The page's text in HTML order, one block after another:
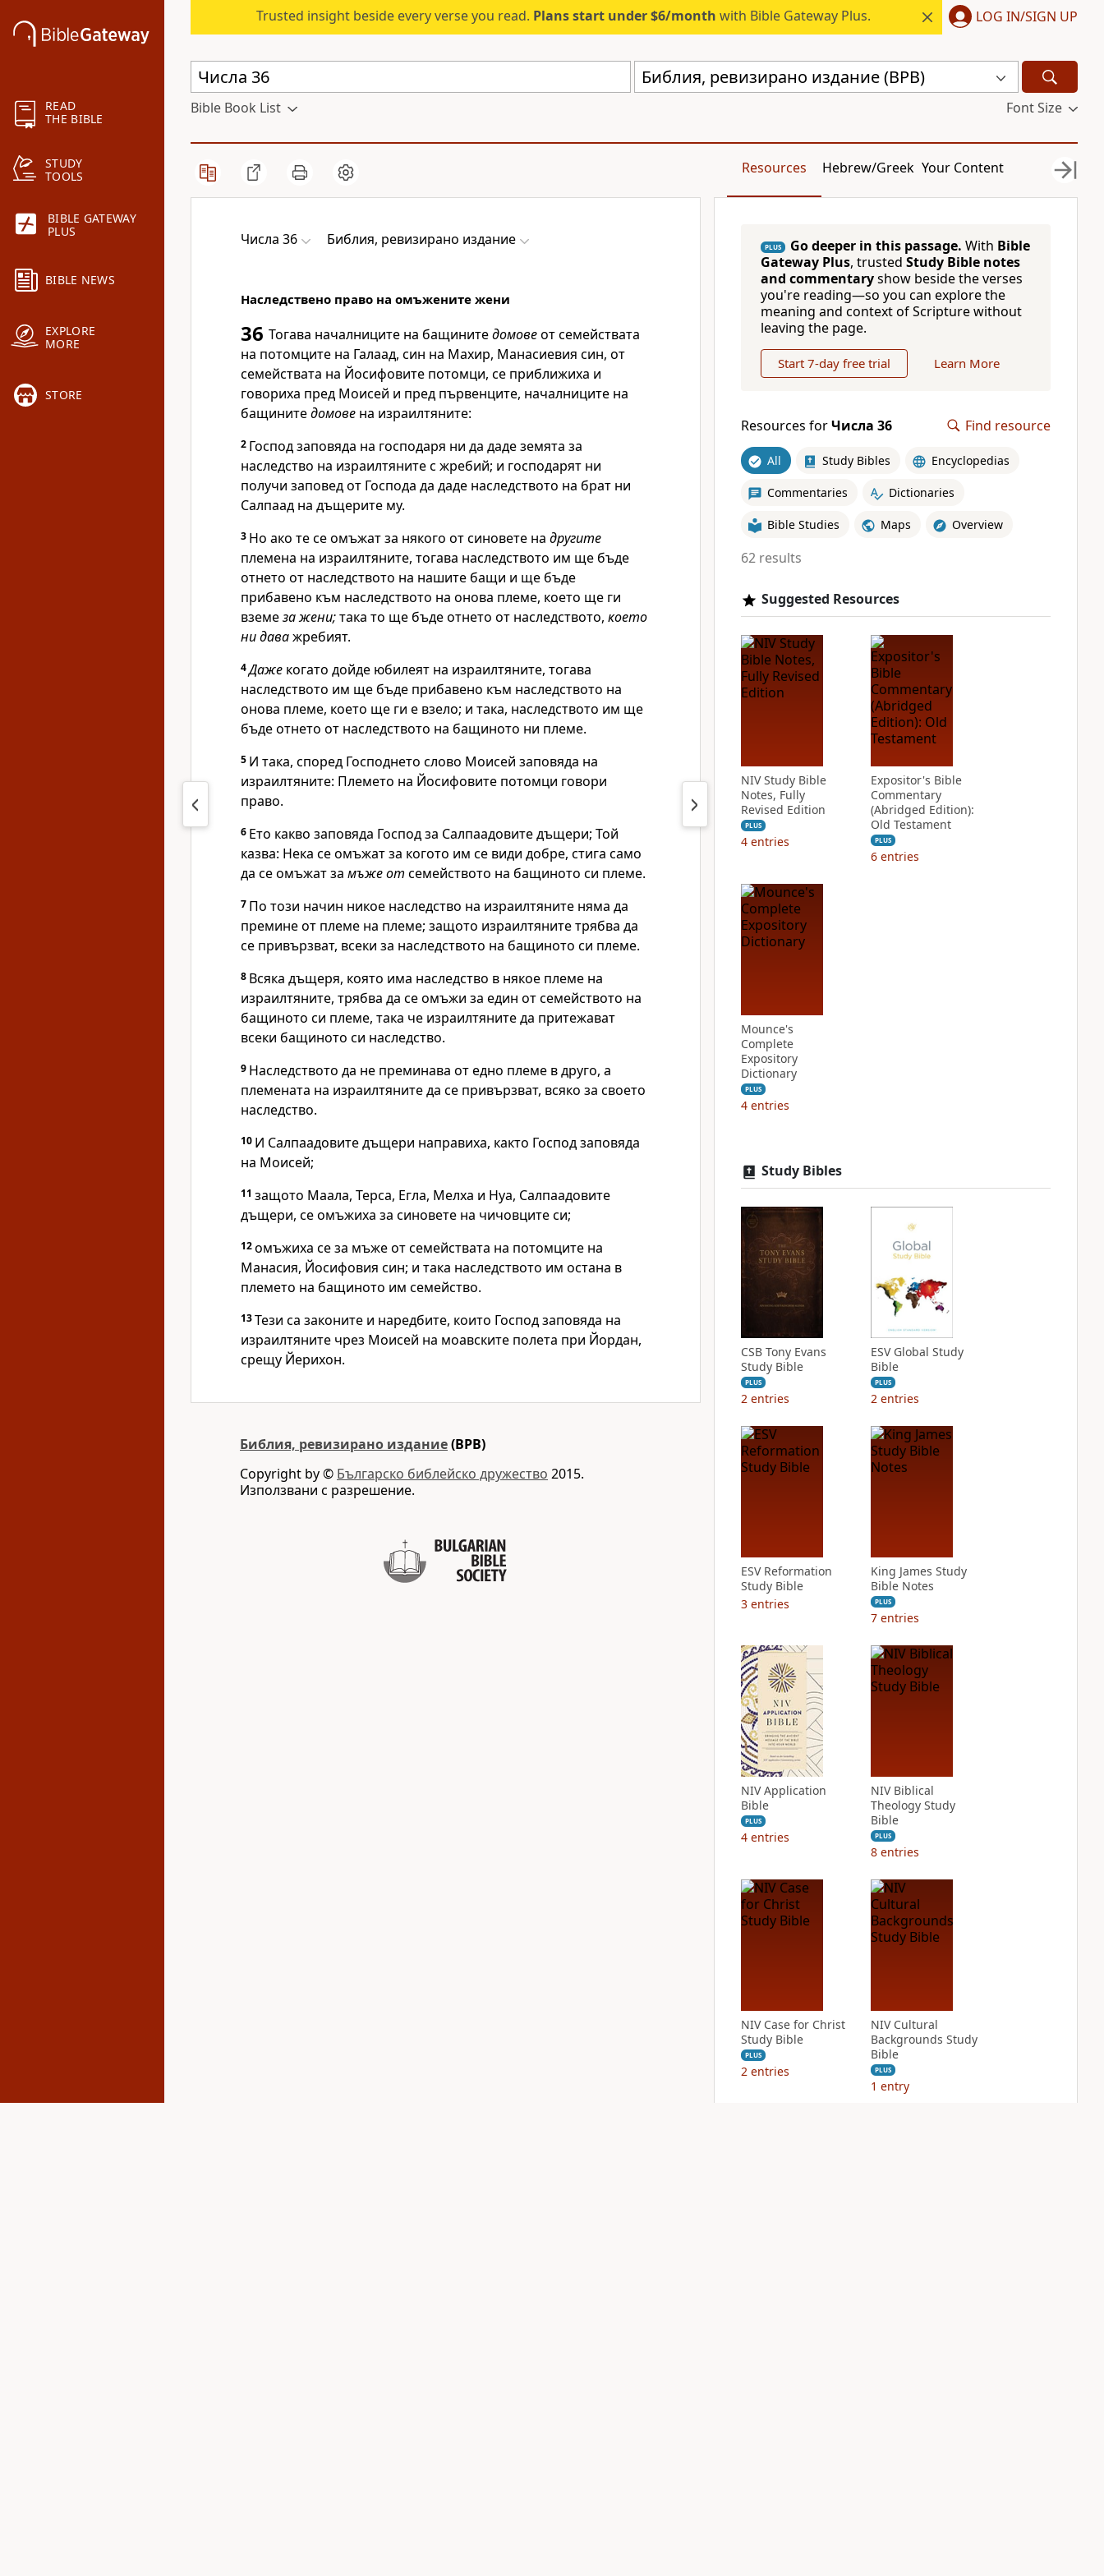
READ
THE BIBLE
STUDY
TOOLS
BIBLE GATEWAY
PLUS
BIBLE NEWS
EXPLORE
MORE
STORE
Trusted insight beside every verse you read. Plans start under $6/month with Bible Gateway Plus. LOG IN/SIGN UP
Библия, ревизирано издание (BPB)
Bible Book List Font Size
Resources Hebrew/Greek Your Content
Числа 36 Библия, ревизирано издание
Наследствено право на омъжените жени
36 Тогава началниците на бащинитедомовеот семействата
на потомците на Галаад, син на Махир, Манасиевия син, от
семействата на Йосифовите потомци, се приближиха и
говориха пред Моисей и пред първенците, началниците на
бащинитедомове на израилтяните:
2 Господзаповяда на господаря ни да даде земята за
наследство на израилтяните с жребий; и господарят ни
получи заповед от Господа да даде наследството на брат ни
Салпаад на дъщерите му.
3 Но ако те се омъжат за някого от синовете на другите
племена на израилтяните, тогава наследството им ще бъде
отнето от наследството на нашите бащи и ще бъде
прибавено към наследството на онова племе, което ще ги
вземеза жени;така то ще бъде отнето от наследството, което
ни даважребият.
4Даже когато дойде юбилеят на израилтяните, тогава
наследството им ще бъде прибавено към наследството на
онова племе, което ще ги е взело; и така, наследството им ще
бъде отнето от наследството на бащиното ни племе.
5 И така, според Господнето слово Моисей заповяда на
израилтяните: Племето на Йосифовите потомци говори
право.
6 Ето какво заповяда Господза Салпаадовите дъщери; Той
казва: Нека се омъжат за когото им се види добре, стига само
да се омъжат за мъже от семейството на бащиното си племе.
7 По този начин никое наследство на израилтяните няма да
премине от племе на племе; защото израилтяните трябва да
се привързват, всеки за наследството на бащиното си племе.
8 Всяка дъщеря, която има наследство в някое племе на
израилтяните, трябва да се омъжи за един от семейството на
бащиното си племе, така че израилтяните да притежават
всеки бащиното си наследство.
9 Наследството да не преминава от едно племе в друго, а
племената на израилтяните да се привързват, всяко за своето
наследство.
10 И Салпаадовите дъщери направиха, както Господзаповяда
на Моисей;
11 защото Маала, Терса, Егла, Мелха и Нуа, Салпаадовите
дъщери, се омъжиха за синовете на чичовците си;
12омъжиха се за мъже от семействата на потомците на
Манасия, Йосифовия син; и така наследството им остана в
племето на бащиното им семейство.
13Тези са законите и наредбите, които Господзаповяда на
израилтяните чрез Моисей на моавските полета при Йордан,
срещу Йерихон.
Библия, ревизирано издание(BPB)
Copyright by © Българско библейско дружество 2015.
Използвани с разрешение.
PLUS Go deeper in this passage. With Bible
Gateway Plus, trusted Study Bible notes
and commentaryshow beside the verses
you're reading—so you can explore the
meaning and context of Scripture without
leaving the page.
Start 7-day free trial Learn More
Resources forЧисла 36 Find resource
All Study Bibles Encyclopedias
Commentaries Dictionaries
Bible Studies Maps Overview
62 results
Suggested Resources
NIV Study Bible
Notes, Fully
Revised Edition
PLUS
4 entries
Expositor's Bible
Commentary
(Abridged Edition):
Old Testament
PLUS
6 entries
Mounce's
Complete
Expository
Dictionary
PLUS
4 entries
Study Bibles
CSB Tony Evans
Study Bible
PLUS
2 entries
ESV Global Study
Bible
PLUS
2 entries
ESV Reformation
Study Bible
3 entries
King James Study
Bible Notes
PLUS
7 entries
NIV Application
Bible
PLUS
4 entries
NIV Biblical
Theology Study
Bible
PLUS
8 entries
NIV Case for Christ
Study Bible
PLUS
2 entries
NIV Cultural
Backgrounds Study
Bible
PLUS
1 entry